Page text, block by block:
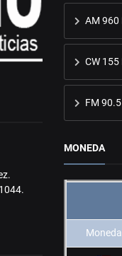
AM 960
CW 155
FM 90.5
MONEDA
Moneda